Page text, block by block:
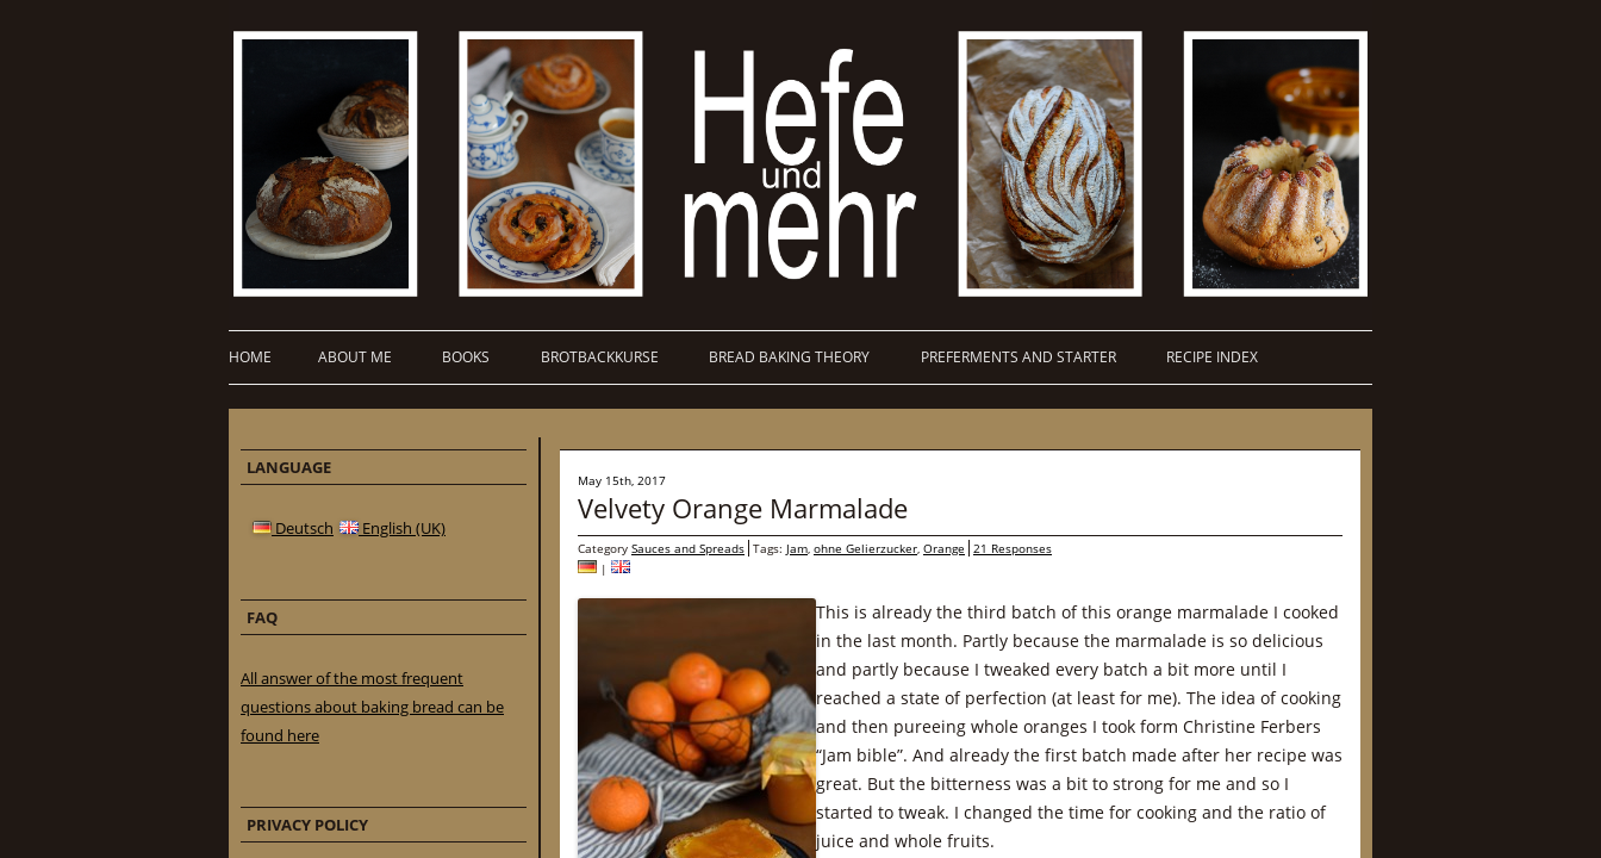
HOME ABOUT ME BOOKS BROTBACKKURSE BREAD BAKING THEORY PREFERMENTS AND STARTER RECIPE INDEX
May 15th, 2017
Velvety Orange Marmalade
Category Sauces and Spreads Tags: Jam, ohne Gelierzucker, Orange 21 Responses
|
This is already the third batch of this orange marmalade I cooked
in the last month. Partly because the marmalade is so delicious
and partly because I tweaked every batch a bit more until I
reached a state of perfection (at least for me). The idea of cooking
and then pureeing whole oranges I took form Christine Ferbers
“Jam bible”. And already the first batch made after her recipe was
great. But the bitterness was a bit to strong for me and so I
started to tweak. I changed the time for cooking and the ratio of
juice and whole fruits.
LANGUAGE
Deutsch English (UK)
FAQ
All answer of the most frequent
questions about baking bread can be
found here
PRIVACY POLICY